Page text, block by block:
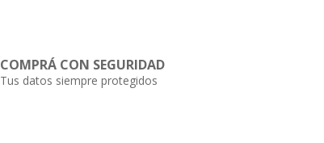
COMPRÁ CON SEGURIDAD
Tus datos siempre protegidos